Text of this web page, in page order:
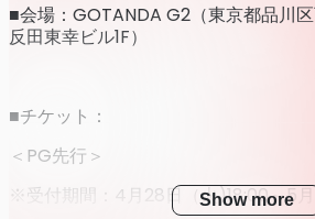
■会場：GOTANDA G2（東京都品
反田東幸ビル1F）
■チケット：
＜PG先行＞
※受付期間：4月28日（火)18:00～5
Show more